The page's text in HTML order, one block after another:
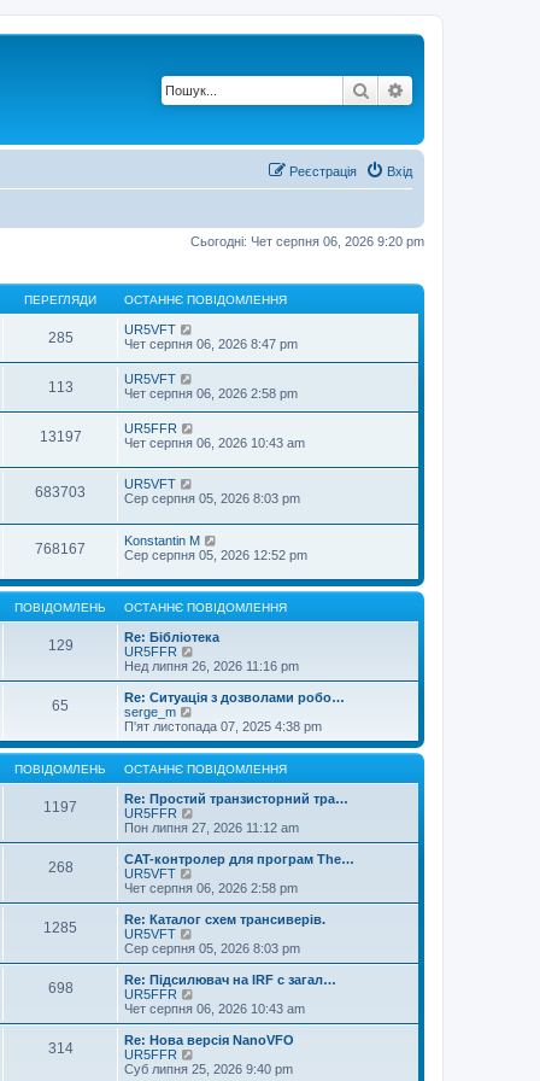
Пошук
Вхід
Реєстрація
Сьогодні: Чет серпня 06, 2026 9:20 pm
ПЕРЕГЛЯДИ ОСТАННЄ ПОВІДОМЛЕННЯ
285
UR5VFT
Чет серпня 06, 2026 8:47 pm
113
UR5VFT
Чет серпня 06, 2026 2:58 pm
13197
UR5FFR
Чет серпня 06, 2026 10:43 am
683703
UR5VFT
Сер серпня 05, 2026 8:03 pm
768167
Konstantin M
Сер серпня 05, 2026 12:52 pm
ПОВІДОМЛЕНЬ ОСТАННЄ ПОВІДОМЛЕННЯ
129
Re: Бібліотека
UR5FFR
е
р
е
г
л
я
н
у
т
и
с
т
а
н
н
є
о
в
і
д
о
л
е
н
я
Нед липня 26, 2026 11:16 pm
65
Re: Ситуація з дозволами робо…
serge_m
е
р
е
г
л
я
у
т
и
с
т
а
н
н
є
о
в
д
о
л
П'ят листопада 07, 2025 4:38 pm
ПОВІДОМЛЕНЬ ОСТАННЄ ПОВІДОМЛЕННЯ
1197
Re: Простий транзисторний тра…
UR5FFR
е
р
е
л
я
н
у
т
и
с
т
а
н
н
п
Пон липня 27, 2026 11:12 am
268
CAT-контролер для програм The…
UR5VFT
е
р
е
л
я
н
у
т
и
с
т
а
Чет серпня 06, 2026 2:58 pm
1285
Re: Каталог схем трансиверів.
UR5VFT
е
р
е
л
я
н
у
т
и
Сер серпня 05, 2026 8:03 pm
698
Re: Підсилювач на IRF с загал…
UR5FFR
е
р
е
л
Чет серпня 06, 2026 10:43 am
314
Re: Нова версія NanoVFO
UR5FFR
е
Суб липня 25, 2026 9:40 pm